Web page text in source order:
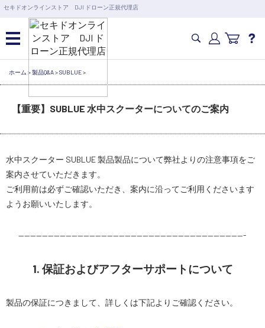
セキドオンラインストア DJI ドローン正規代理店
営業日の15時まで即日出荷
6,000円以上のご購入で送料無料！ポイント1%還元 >>
カメラドローン・生活家電
カメラ・スタビライザー
水中ドローン(ROV)・水中スクーター
ホーム >製品Q&A>SUBLUE>
【重要】SUBLUE 水中スクーターについてのご案内
水中スクーター SUBLUE 製品製品について弊社よりの注意事項をご
案内させていただきます。
ご利用前は必ずご確認いただき、案内に沿ってご利用くださいます
ようお願いいたします。
——————————————————————————————————————-
1. 保証およびアフターサポートについて
製品の保証につきまして、詳しくは下記よりご確認ください。